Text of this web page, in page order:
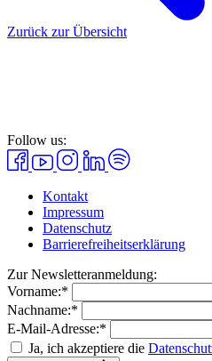
Zurück zur Übersicht
Follow us:
Kontakt
Impressum
Datenschutz
Barrierefreiheitserklärung
Zur Newsletteranmeldung:
Vorname:*
Nachname:*
E-Mail-Adresse:*
Ja, ich akzeptiere die